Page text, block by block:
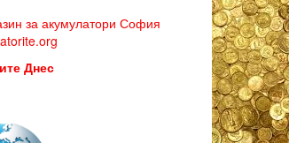
Днес